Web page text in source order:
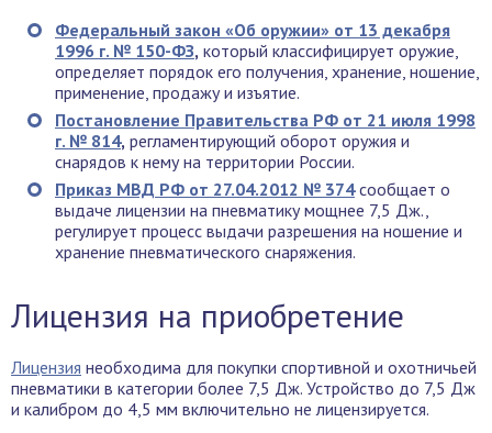
Федеральный закон «Об оружии» от 13 декабря
1996 г. № 150-ФЗ, который классифицирует оружие,
определяет порядок его получения, хранение, ношение,
применение, продажу и изъятие.
Постановление Правительства РФ от 21 июля 1998
г. № 814, регламентирующий оборот оружия и
снарядов к нему на территории России.
Приказ МВД РФ от 27.04.2012 № 374сообщает о
выдаче лицензии на пневматику мощнее 7,5 Дж.,
регулирует процесс выдачи разрешения на ношение и
хранение пневматического снаряжения.
Лицензия на приобретение
Лицензия необходима для покупки спортивной и охотничьей
пневматики в категории более 7,5 Дж. Устройство до 7,5 Дж
и калибром до 4,5 мм включительно не лицензируется.